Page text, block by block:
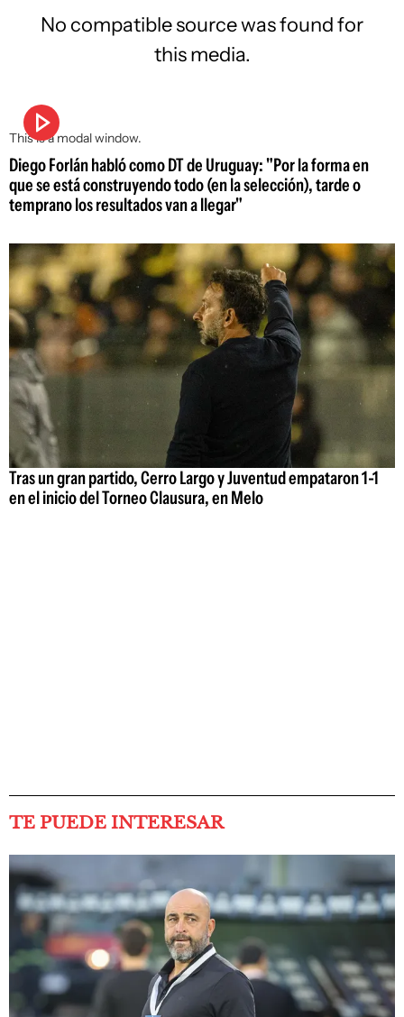
This is a modal window.
No compatible source was found for
this media.
Diego Forlán habló como DT de Uruguay: "Por la forma en
que se está construyendo todo (en la selección), tarde o
temprano los resultados van a llegar"
Tras un gran partido, Cerro Largo y Juventud empataron 1-1
en el inicio del Torneo Clausura, en Melo
TE PUEDE INTERESAR